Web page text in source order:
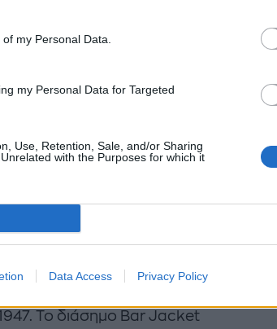
my Personal Data.
my Personal Data for Targeted
Use, Retention, Sale, and/or Sharing
with the Purposes for which it
Data Access Privacy Policy
συνέχισε να εξερευνά την ιστορική
Το διάσημο Bar Jacket